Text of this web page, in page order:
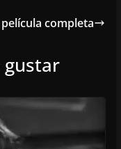
completa